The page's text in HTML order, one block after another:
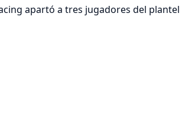
apartó a tres jugadores del plantel